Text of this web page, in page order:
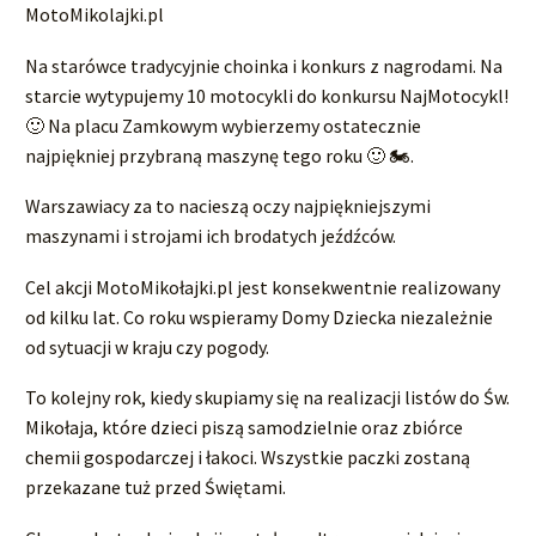
MotoMikolajki.pl
Na starówce tradycyjnie choinka i konkurs z nagrodami. Na
starcie wytypujemy 10 motocykli do konkursu NajMotocykl!
🙂 Na placu Zamkowym wybierzemy ostatecznie
najpiękniej przybraną maszynę tego roku 🙂 🏍️.
Warszawiacy za to nacieszą oczy najpiękniejszymi
maszynami i strojami ich brodatych jeźdźców.
Cel akcji MotoMikołajki.pl jest konsekwentnie realizowany
od kilku lat. Co roku wspieramy Domy Dziecka niezależnie
od sytuacji w kraju czy pogody.
To kolejny rok, kiedy skupiamy się na realizacji listów do Św.
Mikołaja, które dzieci piszą samodzielnie oraz zbiórce
chemii gospodarczej i łakoci. Wszystkie paczki zostaną
przekazane tuż przed Świętami.